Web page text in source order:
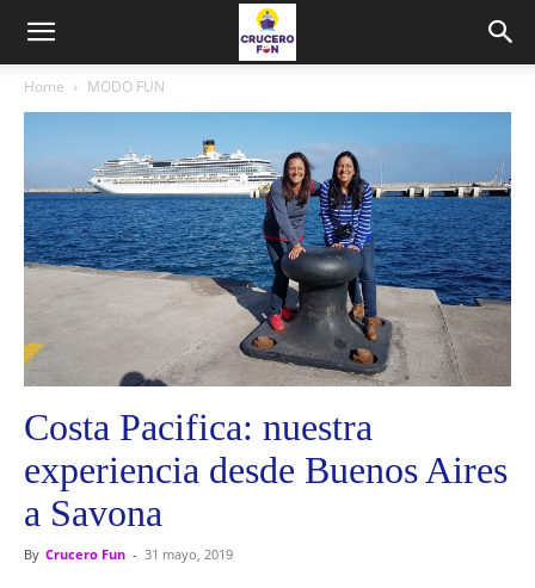
Home MODO FUN
Costa Pacifica: nuestra
experiencia desde Buenos Aires
a Savona
By Crucero Fun - 31 mayo, 2019